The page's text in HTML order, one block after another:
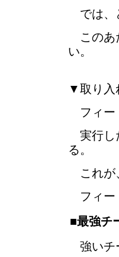
では、
このあ
い。
▼取り入
フィー
実行し
る。
これが
フィー
■最強チ
強いチ